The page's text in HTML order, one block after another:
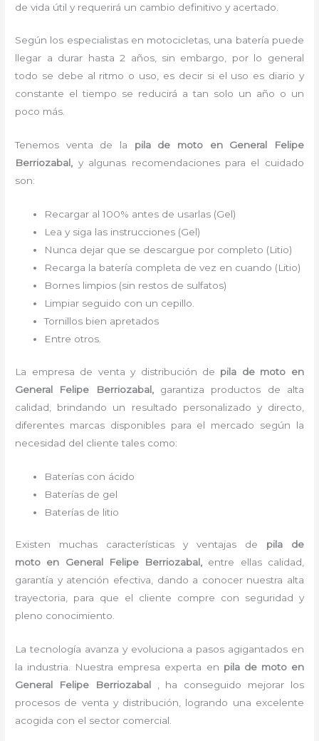
de vida útil y requerirá un cambio definitivo y acertado.
Según los especialistas en motocicletas, una batería puede
llegar a durar hasta 2 años, sin embargo, por lo general
todo se debe al ritmo o uso, es decir si el uso es diario y
constante el tiempo se reducirá a tan solo un año o un
poco más.
Tenemos venta de la pila de motoen General Felipe
Berriozabal, y algunas recomendaciones para el cuidado
son:
Recargar al 100% antes de usarlas (Gel)
Lea y siga las instrucciones (Gel)
Nunca dejar que se descargue por completo (Litio)
Recarga la batería completa de vez en cuando (Litio)
Bornes limpios (sin restos de sulfatos)
Limpiar seguido con un cepillo.
Tornillos bien apretados
Entre otros.
La empresa de venta y distribución de pila de moto en
General Felipe Berriozabal, garantiza productos de alta
calidad, brindando un resultado personalizado y directo,
diferentes marcas disponibles para el mercado según la
necesidad del cliente tales como:
Baterías con ácido
Baterías de gel
Baterías de litio
Existen muchas características y ventajas de pila de
moto en General Felipe Berriozabal, entre ellas calidad,
garantía y atención efectiva, dando a conocer nuestra alta
trayectoria, para que el cliente compre con seguridad y
pleno conocimiento.
La tecnología avanza y evoluciona a pasos agigantados en
la industria. Nuestra empresa experta en pila de motoen
General Felipe Berriozabal
, ha conseguido mejorar los
procesos de venta y distribución, logrando una excelente
acogida con el sector comercial.